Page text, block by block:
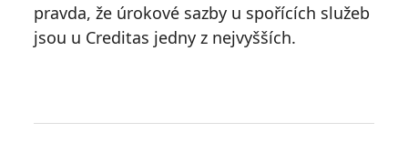
pravda, že úrokové sazby u spořících služeb
jsou u Creditas jedny z nejvyšších.